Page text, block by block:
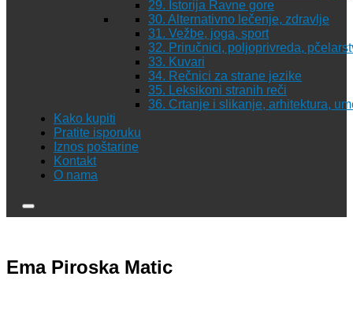
29. Istorija Ravne gore
30. Alternativno lečenje, zdravlje
31. Vežbe, joga, sport
32. Priručnici, poljoprivreda,
33. Kuvari
34. Rečnici za strane jezike
35. Leksikoni stranih reči
36. Crtanje i slikanje, arhitektura,
Kako kupiti
Pratite isporuku
Iznos poštarine
Kontakt
O nama
Ema Piroska Matic